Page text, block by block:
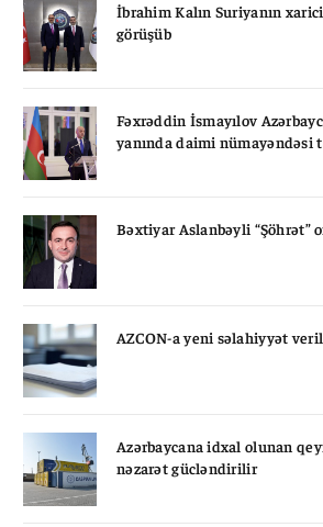
İbrahim Kalın Suriyanın
görüşüb
Fəxrəddin İsmayılov
yanında daimi nümayəndəsi
Bəxtiyar Aslanbəyli
AZCON-a yeni səlahiyyət
Azərbaycana idxal olunan
nəzarət gücləndirilir